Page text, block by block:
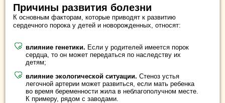
Причины развития болезни
К основным факторам, которые приводят к развитию
сердечного порока у детей и новорожденных, относят:
влияние генетики. Если у родителей имеется порок
сердца, то он может передаться по наследству их
детям;
влияние экологической ситуации. Стеноз устья
легочной артерии может развиться, если мать ребенка
во время беременности жила в неблагополучном месте.
К примеру, рядом с заводами.